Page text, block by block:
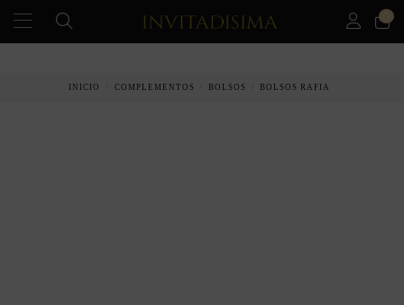
INICIO COMPLEMENTOS BOLSOS BOLSOS RAFIA